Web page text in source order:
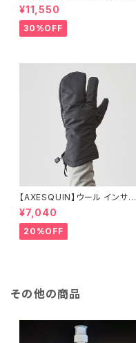
¥11,550
30%OFF
【AXESQUIN】ウール インサレ
ーション トリガー ミトン
¥7,040
20%OFF
その他の商品